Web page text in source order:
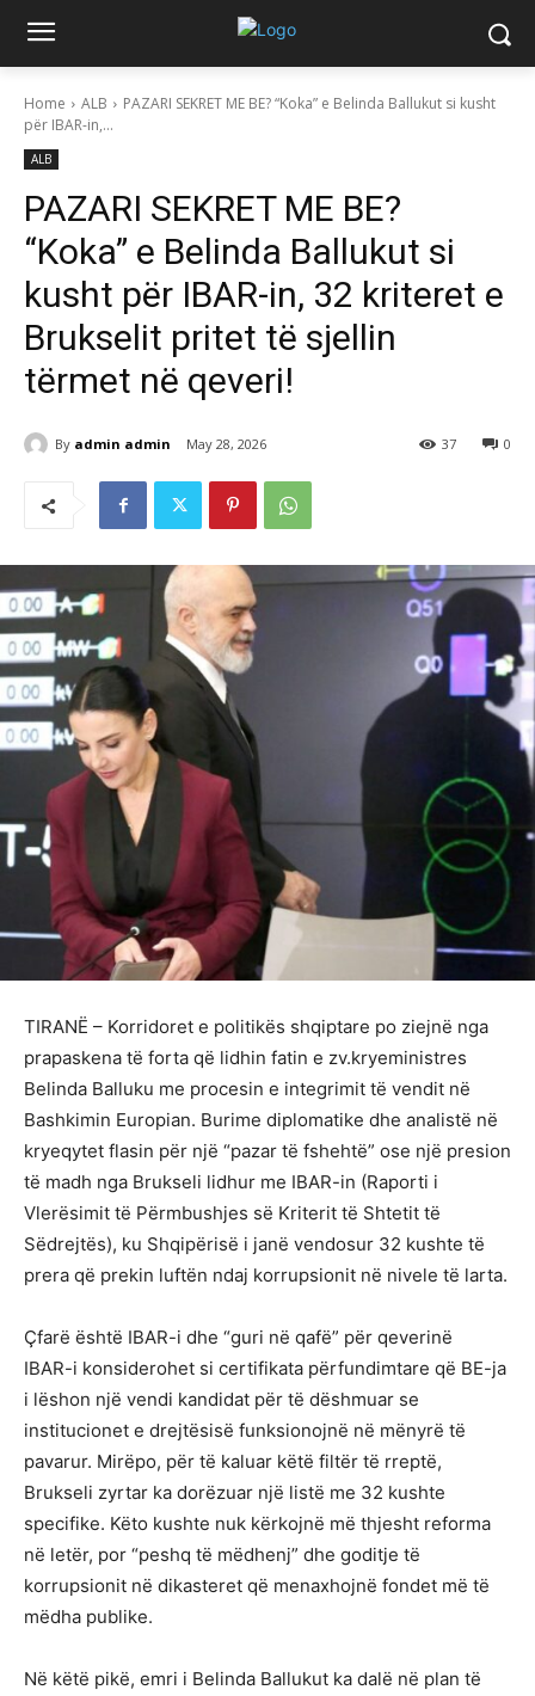
Home ALB
PAZARI SEKRET ME BE? “Koka” e Belinda Ballukut si kusht
për IBAR-in,...
ALB
PAZARI SEKRET ME BE?
“Koka” e Belinda Ballukut si
kusht për IBAR-in, 32 kriteret e
Brukselit pritet të sjellin
tërmet në qeveri!
By admin admin May 28, 2026 0
37
TIRANË – Korridoret e politikës shqiptare po ziejnë nga
prapaskena të forta që lidhin fatin e zv.kryeministres
Belinda Balluku me procesin e integrimit të vendit në
Bashkimin Europian. Burime diplomatike dhe analistë në
kryeqytet flasin për një “pazar të fshehtë” ose një presion
të madh nga Brukseli lidhur me IBAR-in (Raporti i
Vlerësimit të Përmbushjes së Kriterit të Shtetit të
Sëdrejtës), ku Shqipërisë i janë vendosur 32 kushte të
prera që prekin luftën ndaj korrupsionit në nivele të larta.
Çfarë është IBAR-i dhe “guri në qafë” për qeverinë
IBAR-i konsiderohet si certifikata përfundimtare që BE-ja
i lëshon një vendi kandidat për të dëshmuar se
institucionet e drejtësisë funksionojnë në mënyrë të
pavarur. Mirëpo, për të kaluar këtë filtër të rreptë,
Brukseli zyrtar ka dorëzuar një listë me 32 kushte
specifike. Këto kushte nuk kërkojnë më thjesht reforma
në letër, por “peshq të mëdhenj” dhe goditje të
korrupsionit në dikasteret që menaxhojnë fondet më të
mëdha publike.
Në këtë pikë, emri i Belinda Ballukut ka dalë në plan të